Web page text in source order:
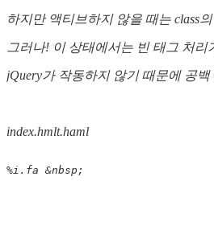
하지만 액티브하지 않을 때는 class
그러나! 이 상태에서는 빈 태그 처
jQuery가 작동하지 않기 때문에 공
index.hmlt.haml
%i .fa &nbsp;